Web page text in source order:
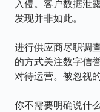
入侵。客户数据泄
发现并非如此。
进行供应商尽职调
的方式关注数字信
对待运营。被忽视
你不需要明确说什